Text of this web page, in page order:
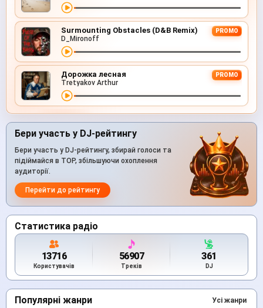
Surmounting Obstacles (D&B Remix) PROMO
D_Mironoff
Дорожка лесная PROMO
Tretyakov Arthur
Бери участь у DJ-рейтингу
Бери участь у DJ-рейтингу, збирай голоси та
підіймайся в TOP, збільшуючи охоплення
аудиторії.
Перейти до рейтингу
Статистика радіо
13716
Користувачів
56907
Треків
361
DJ
Популярні жанри Усі жанри